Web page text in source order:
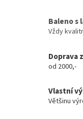
Baleno s
Vždy
Doprava
od 2000,-
Vlastní
Většinu